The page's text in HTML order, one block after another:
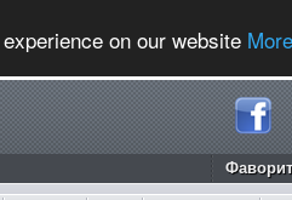
on our website